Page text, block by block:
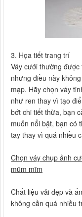
3. Họa tiết trang trí
Váy cưới thường
nhưng điều này
mạp. Hãy chọn váy
như ren thay vì tạo
bớt chi tiết thừa, bạn
muốn nổi bật, bạn có
tay thay vì quá nhiều
Chọn váy chụp ảnh
mũm mĩm
Chất liệu vải đẹp và
không cần quá nhiều